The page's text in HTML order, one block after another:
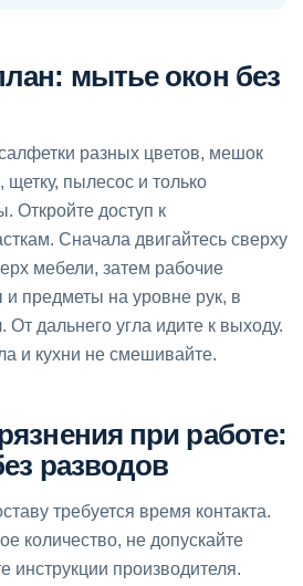
мытье окон без
разных цветов, мешок
щетку, пылесос и только
Откройте доступ к
Сначала двигайтесь сверху
мебели, затем рабочие
предметы на уровне рук, в
От дальнего угла идите к выходу.
и кухни не смешивайте.
при работе:
разводов
требуется время контакта.
количество, не допускайте
инструкции производителя.